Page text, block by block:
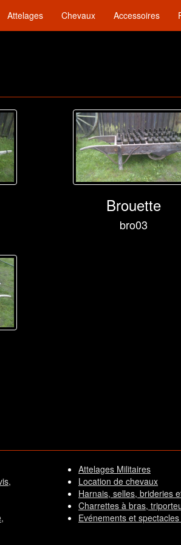
Attelages Chevaux Accessoires
Brouette
bro03
Attelages Militaires
Location de chevaux
Harnais, selles, brideries
Charrettes à bras,
Evénements et